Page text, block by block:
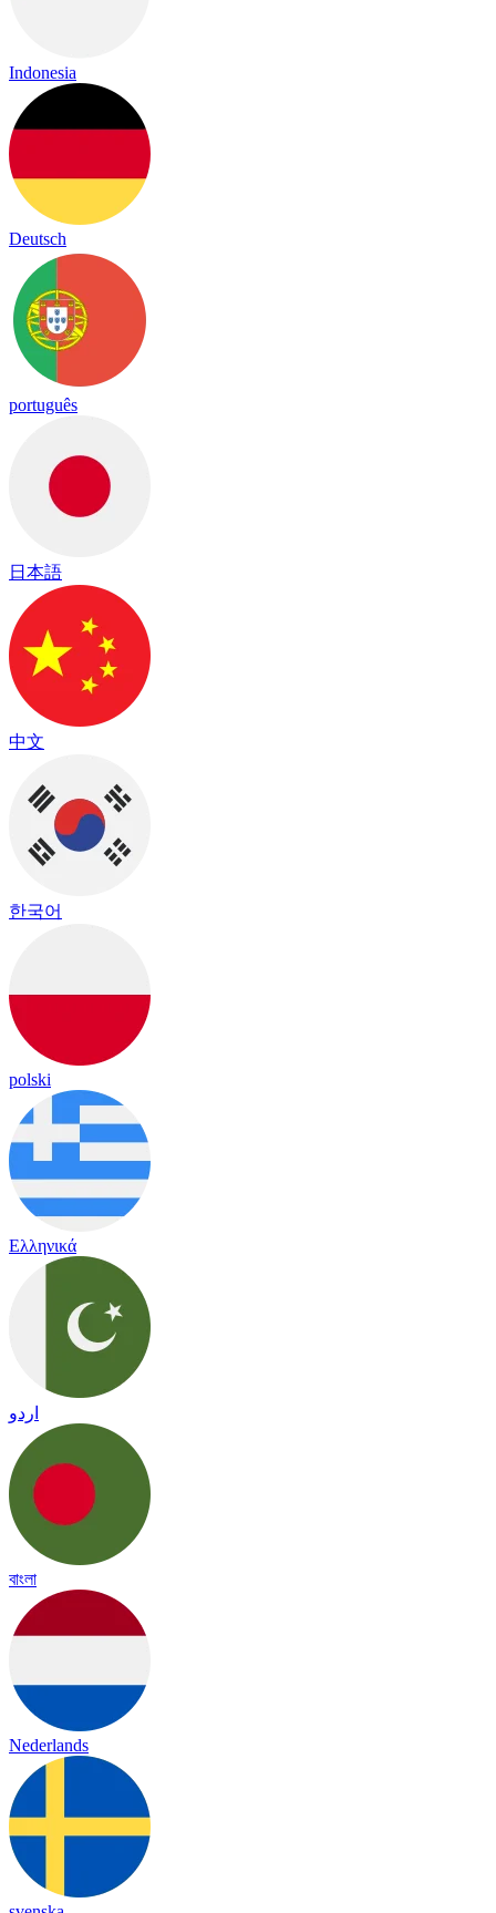
Indonesia
Deutsch
português
日本語
中文
한국어
polski
Ελληνικά
اردو
বাংলা
Nederlands